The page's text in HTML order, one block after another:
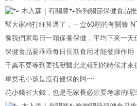
幫大家精打細算過了，一盒60顆的有關膝
像我們家每日一顆保養保健，平均下來一天
保健食品要乖乖每日長期食用才能發揮作用
千萬不要等到要找獸醫北北報到的時候才來
畢竟毛小孩是沒有健保的阿~~
花小錢省大錢，也是毛家長必須要考慮的呢